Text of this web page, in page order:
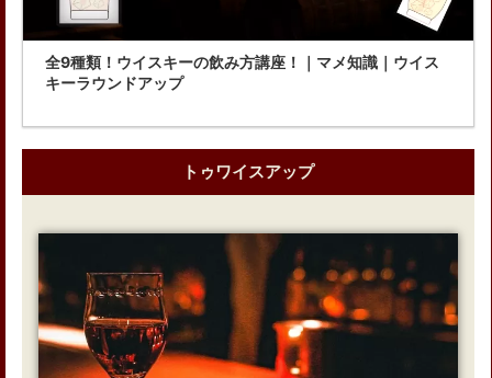
全9種類！ウイスキーの飲み方講座！｜マメ知識｜ウイス
キーラウンドアップ
トゥワイスアップ